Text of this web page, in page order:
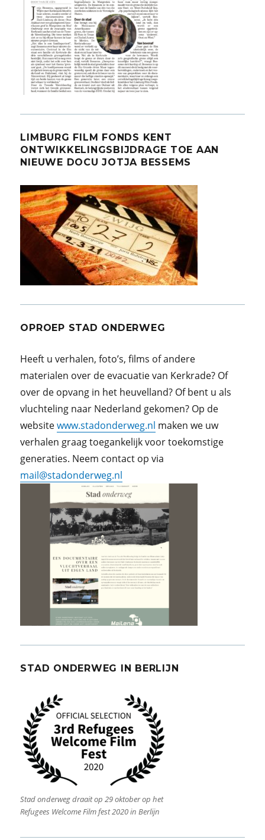
LIMBURG FILM FONDS KENT
ONTWIKKELINGSBIJDRAGE TOE AAN
NIEUWE DOCU JOTJA BESSEMS
OPROEP STAD ONDERWEG
Heeft u verhalen, foto’s, films of andere
materialen over de evacuatie van Kerkrade? Of
over de opvang in het heuvelland? Of bent u als
vluchteling naar Nederland gekomen? Op de
websitewww.stadonderweg.nl maken we uw
verhalen graag toegankelijk voor toekomstige
generaties. Neem contact op via
mail@stadonderweg.nl
STAD ONDERWEG IN BERLIJN
Stad onderweg draait op 29 oktober op het
Refugees Welcome Film fest 2020 in Berlijn